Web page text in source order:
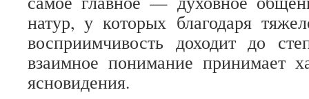
натур, у которых благодаря
восприимчивость доходит до
взаимное понимание принимает
ясновидения.